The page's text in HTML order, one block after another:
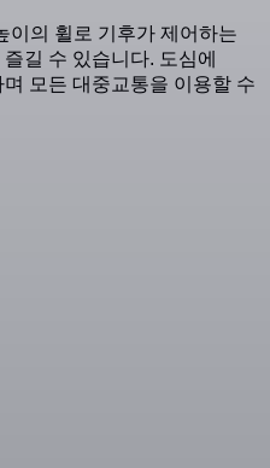
이의 휠로 기후가 제어하는
길 수 있습니다. 도심에
모든 대중교통을 이용할 수